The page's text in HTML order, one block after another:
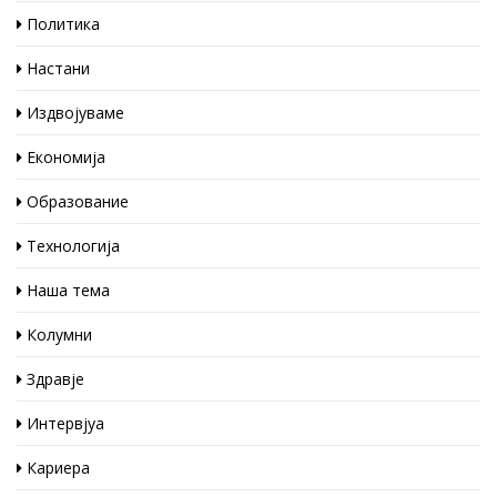
Политика
Настани
Издвојуваме
Економија
Образование
Технологија
Наша тема
Колумни
Здравје
Интервјуа
Кариера